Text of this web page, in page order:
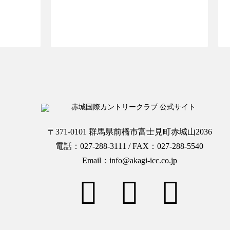
〒371-0101 群馬県前橋市富士見町赤城山2036
電話：027-288-3111 / FAX：027-288-5540
Email：info@akagi-icc.co.jp